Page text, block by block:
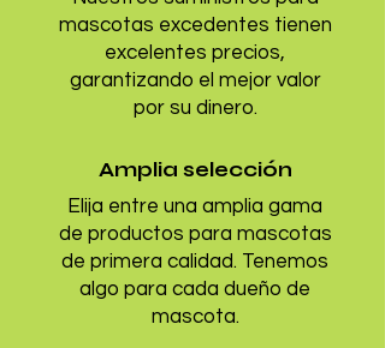
mascotas excedentes tienen
excelentes precios,
garantizando el mejor valor
por su dinero.
Amplia selección
Elija entre una amplia gama
de productos para mascotas
de primera calidad. Tenemos
algo para cada dueño de
mascota.